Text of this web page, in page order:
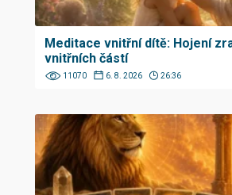
Meditace vnitřní dítě: Hojení
vnitřních částí
11070 6. 8. 2026 26:36